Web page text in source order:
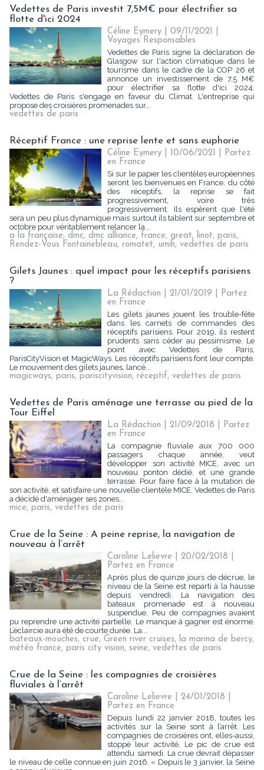
Vedettes de Paris investit 7,5M€ pour électrifier sa
flotte d'ici 2024
Céline Eymery | 09/11/2021
Voyages Responsables
Vedettes de Paris signe la déclaration de
Glasgow sur l'action climatique dans le
tourisme dans le cadre de la COP 26 et
annonce un investissement de 7,5 M€
pour électrifier sa flotte d'ici 2024.
Vedettes de Paris s'engage en faveur du Climat. L'entreprise qui
propose des croisières promenades sur...
vedettes de paris
Réceptif France : une reprise lente et sans euphorie
Céline Eymery | 10/06/2021
Partez
en France
Si sur le papier les clientèles européennes
seront les bienvenues en France, du côté
des réceptifs, la reprise se fait
progressivement, voire très
progressivement. Ils espèrent que l'été
sera un peu plus dynamique mais surtout ils tablent sur septembre et
octobre pour véritablement relancer la...
a la française, dmc, dmc alliance, france, great, linot, paris,
Rendez-Vous Fontainebleau, romatet, umih, vedettes de paris
Gilets Jaunes : quel impact pour les réceptifs parisiens
?
La Rédaction | 21/01/2019
Partez
en France
Les gilets jaunes jouent les trouble-fête
dans les carnets de commandes des
réceptifs parisiens. Pour 2019, ils restent
prudents sans céder au pessimisme. Le
point avec Vedettes de Paris,
ParisCityVision et MagicWays. Les réceptifs parisiens font leur compte.
Le mouvement des gilets jaunes, lancé...
magicways, paris, pariscityvision, réceptif, vedettes de paris
Vedettes de Paris aménage une terrasse au pied de la
Tour Eiffel
La Rédaction | 21/09/2018
Partez
en France
La compagnie fluviale aux 700 000
passagers chaque année, veut
développer son activité MICE, avec un
nouveau ponton dédié, et une grande
terrasse. Pour faire face à la mutation de
son activité, et satisfaire une nouvelle clientèle MICE, Vedettes de Paris
a décidé d'aménager ses zones...
mice, paris, vedettes de paris
Crue de la Seine : A peine reprise, la navigation de
nouveau à l’arrêt
Caroline Lelievre | 20/02/2018
Partez en France
Après plus de quinze jours de décrue, le
niveau de la Seine est reparti à la hausse
depuis vendredi. La navigation des
bateaux promenade est à nouveau
suspendue. Peu de compagnies avaient
pu reprendre une activité partielle. Le manque à gagner est énorme.
L’éclaircie aura été de courte durée. La...
bateaux-mouches, crue, Green river cruises, la marina de bercy,
météo france, paris city vision, seine, vedettes de paris
Crue de la Seine : les compagnies de croisières
fluviales à l’arrêt
Caroline Lelievre | 24/01/2018
Partez en France
Depuis lundi 22 janvier 2018, toutes les
activités sur la Seine sont à l’arrêt. Les
compagnies de croisières ont, elles-aussi,
stoppé leur activité. Le pic de crue est
attendu samedi. La crue devrait dépasser
le niveau de celle connue en juin 2016. « Depuis le 3 janvier, la Seine